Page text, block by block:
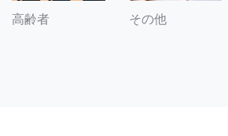
高齢者 その他